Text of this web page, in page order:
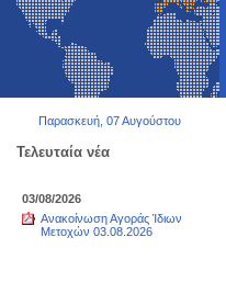
Παρασκευή, 07 Αυγούστου
Τελευταία νέα
03/08/2026
Ανακοίνωση Αγοράς Ίδιων
Μετοχών 03.08.2026